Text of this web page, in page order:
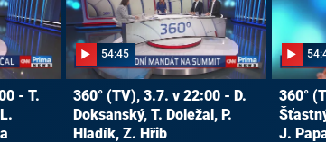
- T.
54:45
360° (TV), 3.7. v 22:00 - D.
Doksanský, T. Doležal, P.
Hladík, Z. Hřib
360°
J.